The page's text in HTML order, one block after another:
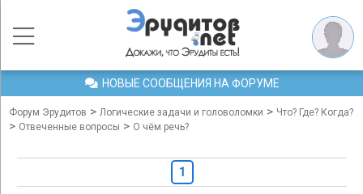
НОВЫЕ СООБЩЕНИЯ НА ФОРУМЕ
Форум Эрудитов > Логические задачи и головоломки > Что? Где? Когда?
> Отвеченные вопросы > О чём речь?
1